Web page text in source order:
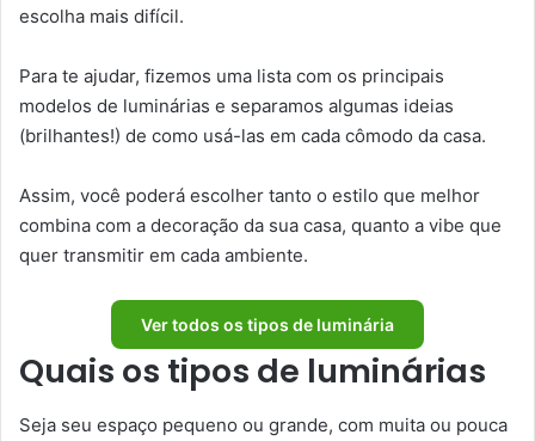
escolha mais difícil.
Para te ajudar, fizemos uma lista com os principais
modelos de luminárias e separamos algumas ideias
(brilhantes!) de como usá-las em cada cômodo da casa.
Assim, você poderá escolher tanto o estilo que melhor
combina com a decoração da sua casa, quanto a vibe que
quer transmitir em cada ambiente.
Ver todos os tipos de luminária
Quais os tipos de luminárias
Seja seu espaço pequeno ou grande, com muita ou pouca